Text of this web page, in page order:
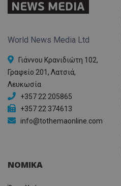
World News Media Ltd
Γιάννου Κρανιδιώτη 102,
Γραφείο 201, Λατσιά,
Λευκωσία
+357 22 205865
+357 22 374613
info@tothemaonline.com
ΝΟΜΙΚΑ